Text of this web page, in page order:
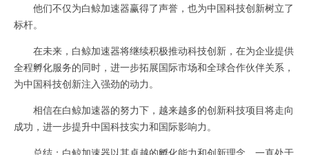
他们不仅为白鲸加速器赢得了声誉，也为中国科技创新树立了
标杆。
在未来，白鲸加速器将继续积极推动科技创新，在为企业提供
全程孵化服务的同时，进一步拓展国际市场和全球合作伙伴关系，
为中国科技创新注入强劲的动力。
相信在白鲸加速器的努力下，越来越多的创新科技项目将走向
成功，进一步提升中国科技实力和国际影响力。
总结：白鲸加速器以其卓越的孵化能力和创新理念，一直处于